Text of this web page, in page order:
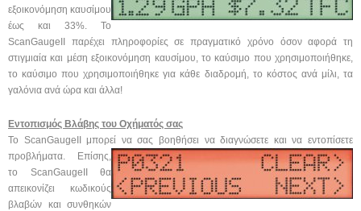
εξοικονόμηση καυσίμου
έως και 33%. Το
ScanGaugeII παρέχει πληροφορίες σε πραγματικό χρόνο όσον αφορά τη
στιγμιαία και μέση εξοικονόμηση καυσίμου, το καύσιμο που χρησιμοποιήθηκε,
το καύσιμο που χρησιμοποιήθηκε για κάθε διαδρομή, το κόστος ανά μίλι, τα
γαλόνια ανά ώρα και άλλα!
Εντοπισμός Βλάβης του Οχήματός σας
Το ScanGaugeII μπορεί να σας βοηθήσει να διαγνώσετε και να εντοπίσετε
προβλήματα. Επίσης,
το ScanGaugeII θα
απεικονίζει κωδικούς
βλαβών και συνθηκών